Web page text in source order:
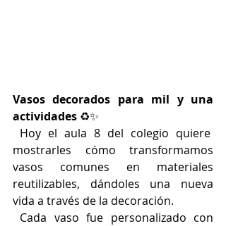
Vasos decorados para mil y una
actividades ♻️✨
mostrarles cómo transformamos
vasos comunes en materiales
reutilizables, dándoles una nueva
vida a través de la decoración.